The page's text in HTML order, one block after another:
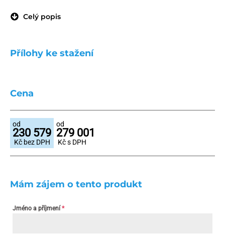
Celý popis
Přílohy ke stažení
Cena
od
230 579
Kč bez DPH
od
279 001
Kč s DPH
Mám zájem o tento produkt
Jméno a příjmení *